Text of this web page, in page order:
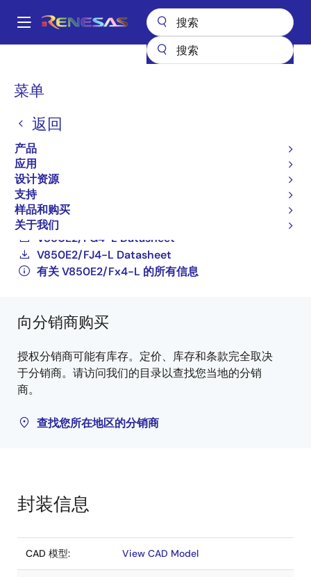
到
Main
菜单
返回
产品
应用
设计资源
支持
样品和购买
关于我们
面
屑
V850E2/Fx4-L UPD70F3573GKA1-GAK-AX
UPD70F3573GKA1-GAK-
AX
停产前限时购买
32-bit Microcontrollers (Non Promotion)
V850E2/FE4-L Datasheet
V850E2/FF4-L Datasheet
V850E2/FG4-L Datasheet
V850E2/FJ4-L Datasheet
有关 V850E2/Fx4-L 的所有信息
向分销商购买
授权分销商可能有库存。定价、库存和条款完全取决
于分销商。请访问我们的目录以查找您当地的分销
商。
查找您所在地区的分销商
封装信息
CAD 模型: View CAD Model